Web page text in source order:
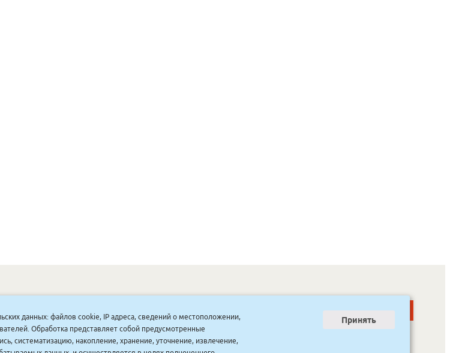
ЮРИДИЧЕСКАЙ ВАКАНСИЯЛАР |
ООО “Канцпроф”, ул. Красильникова, 8, строение 3
данных: файлов cookie, IP адреса, сведений о местоположении,
Обработка представляет собой предусмотренные
систематизацию, накопление, хранение, уточнение, извлечение,
Принять